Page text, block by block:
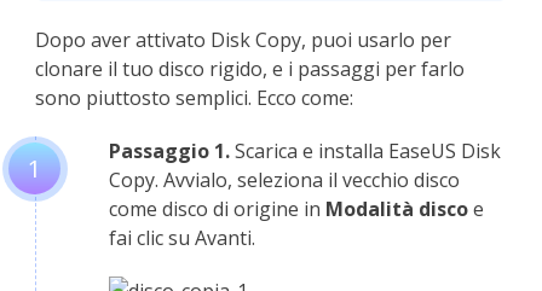
Dopo aver attivato Disk Copy, puoi usarlo per
clonare il tuo disco rigido, e i passaggi per farlo
sono piuttosto semplici. Ecco come:
1
Passaggio 1.Scarica e installa EaseUS Disk
Copy. Avvialo, seleziona il vecchio disco
come disco di origine in Modalità discoe
fai clic su Avanti.